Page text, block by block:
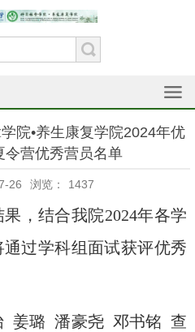
院•养生康复学院2024年优
令营优秀营员名单
26 浏览： 1437
，结合我院2024年各学
过学科组面试获评优秀
姜璐 潘豪尧 邓书铭 查